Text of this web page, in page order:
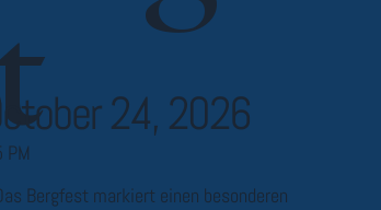
24, 2026
PM
Bergfest markiert einen besonderen